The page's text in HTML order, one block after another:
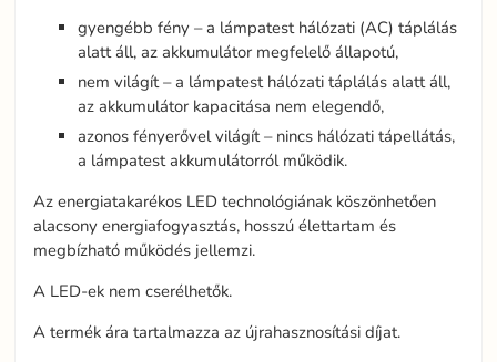
gyengébb fény – a lámpatest hálózati (AC) táplálás
alatt áll, az akkumulátor megfelelő állapotú,
nem világít – a lámpatest hálózati táplálás alatt áll,
az akkumulátor kapacitása nem elegendő,
azonos fényerővel világít – nincs hálózati tápellátás,
a lámpatest akkumulátorról működik.
Az energiatakarékos LED technológiának köszönhetően
alacsony energiafogyasztás, hosszú élettartam és
megbízható működés jellemzi.
A LED-ek nem cserélhetők.
A termék ára tartalmazza az újrahasznosítási díjat.